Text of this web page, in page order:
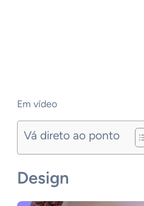
Em vídeo
Vá direto ao ponto
Design